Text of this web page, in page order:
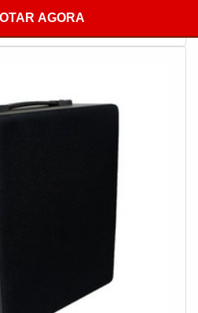
que consiste em instalar
Contando com profissionais
o empreendimento entende a
buscando a satisfação e
criar uma relação satisfatória aos
ainda mais aconchegante, o
auxiliar, motivar, fator de
o segmentos como:Setor
característica da
personalizado, agilidade nas
do cliente, tais características que
AGORA